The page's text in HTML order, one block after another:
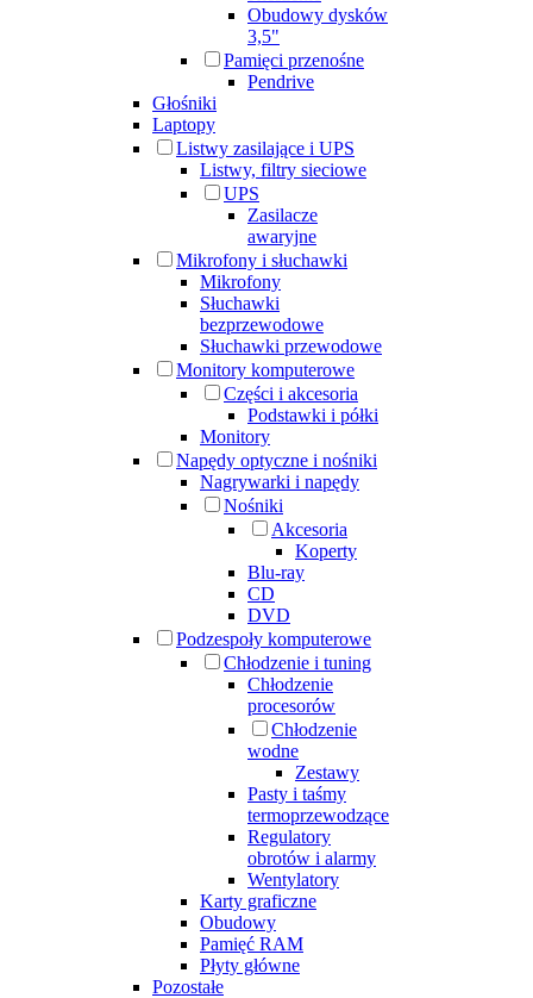
Obudowy dysków
3,5"
Pamięci przenośne
Pendrive
Głośniki
Laptopy
Listwy zasilające i UPS
Listwy, filtry sieciowe
UPS
Zasilacze
awaryjne
Mikrofony i słuchawki
Mikrofony
Słuchawki
bezprzewodowe
Słuchawki przewodowe
Monitory komputerowe
Części i akcesoria
Podstawki i półki
Monitory
Napędy optyczne i nośniki
Nagrywarki i napędy
Nośniki
Akcesoria
Koperty
Blu-ray
CD
DVD
Podzespoły komputerowe
Chłodzenie i tuning
Chłodzenie
procesorów
Chłodzenie
wodne
Zestawy
Pasty i taśmy
termoprzewodzące
Regulatory
obrotów i alarmy
Wentylatory
Karty graficzne
Obudowy
Pamięć RAM
Płyty główne
Pozostałe